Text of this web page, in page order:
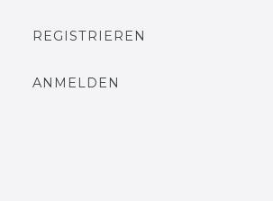
REGISTRIEREN
ANMELDEN